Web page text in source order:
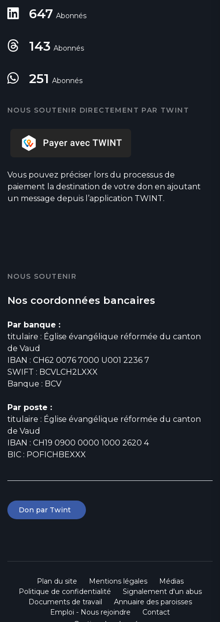
647 Abonnés
143 Abonnés
251 Abonnés
NOUS SOUTENIR DIRECTEMENT PAR TWINT
Vous pouvez préciser lors du processus de
paiement la destination de votre don en ajoutant
un message depuis l’application TWINT.
NOUS SOUTENIR
Nos coordonnées bancaires
Par banque :
titulaire : Église évangélique réformée du canton
de Vaud
IBAN : CH62 0076 7000 U001 2236 7
SWIFT : BCVLCH2LXXX
Banque : BCV
Par poste :
titulaire : Église évangélique réformée du canton
de Vaud
IBAN : CH19 0900 0000 1000 2620 4
BIC : POFICHBEXXX
Don par Twint
Plan du site Mentions légales
Médias
Politique de confidentialité
Signalement d'un abus
Documents de travail
Annuaire des paroisses
Emploi - Nous rejoindre
Contact